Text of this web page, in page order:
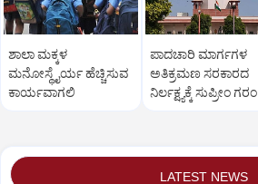
ಶಾಲಾ ಮಕ್ಕಳ
ಮನೋಸ್ಥೈರ್ಯ ಹೆಚ್ಚಿಸುವ
ಕಾರ್ಯವಾಗಲಿ
ಪಾದಚಾರಿ ಮಾರ್ಗಗಳ
ಅತಿಕ್ರಮಣ ಸರಕಾರದ
ನಿರ್ಲಕ್ಷ್ಯಕ್ಕೆ ಸುಪ್ರೀಂ ಗರಂ
LATEST NEWS